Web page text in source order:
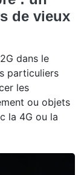
de vieux
dans le
particuliers
les
ou objets
la 4G ou la